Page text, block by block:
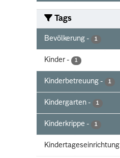
Tags
Bevölkerung - 1
Kinder - 1
Kinderbetreuung - 1
Kindergarten - 1
Kinderkrippe - 1
Kindertageseinrichtung